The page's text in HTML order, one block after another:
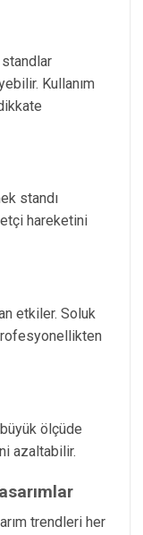
Kullanım
standı
hareketini
etkiler. Soluk
büyük ölçüde
azaltabilir.
trendleri her